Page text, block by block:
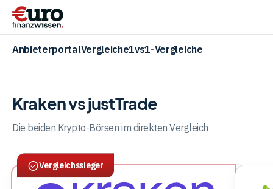
AnbieterportalVergleiche1vs1-Vergleiche
Aktien
ETF
Kraken vs justTrade
Die beiden Krypto-Börsen im direkten Vergleich
Vergleichssieger